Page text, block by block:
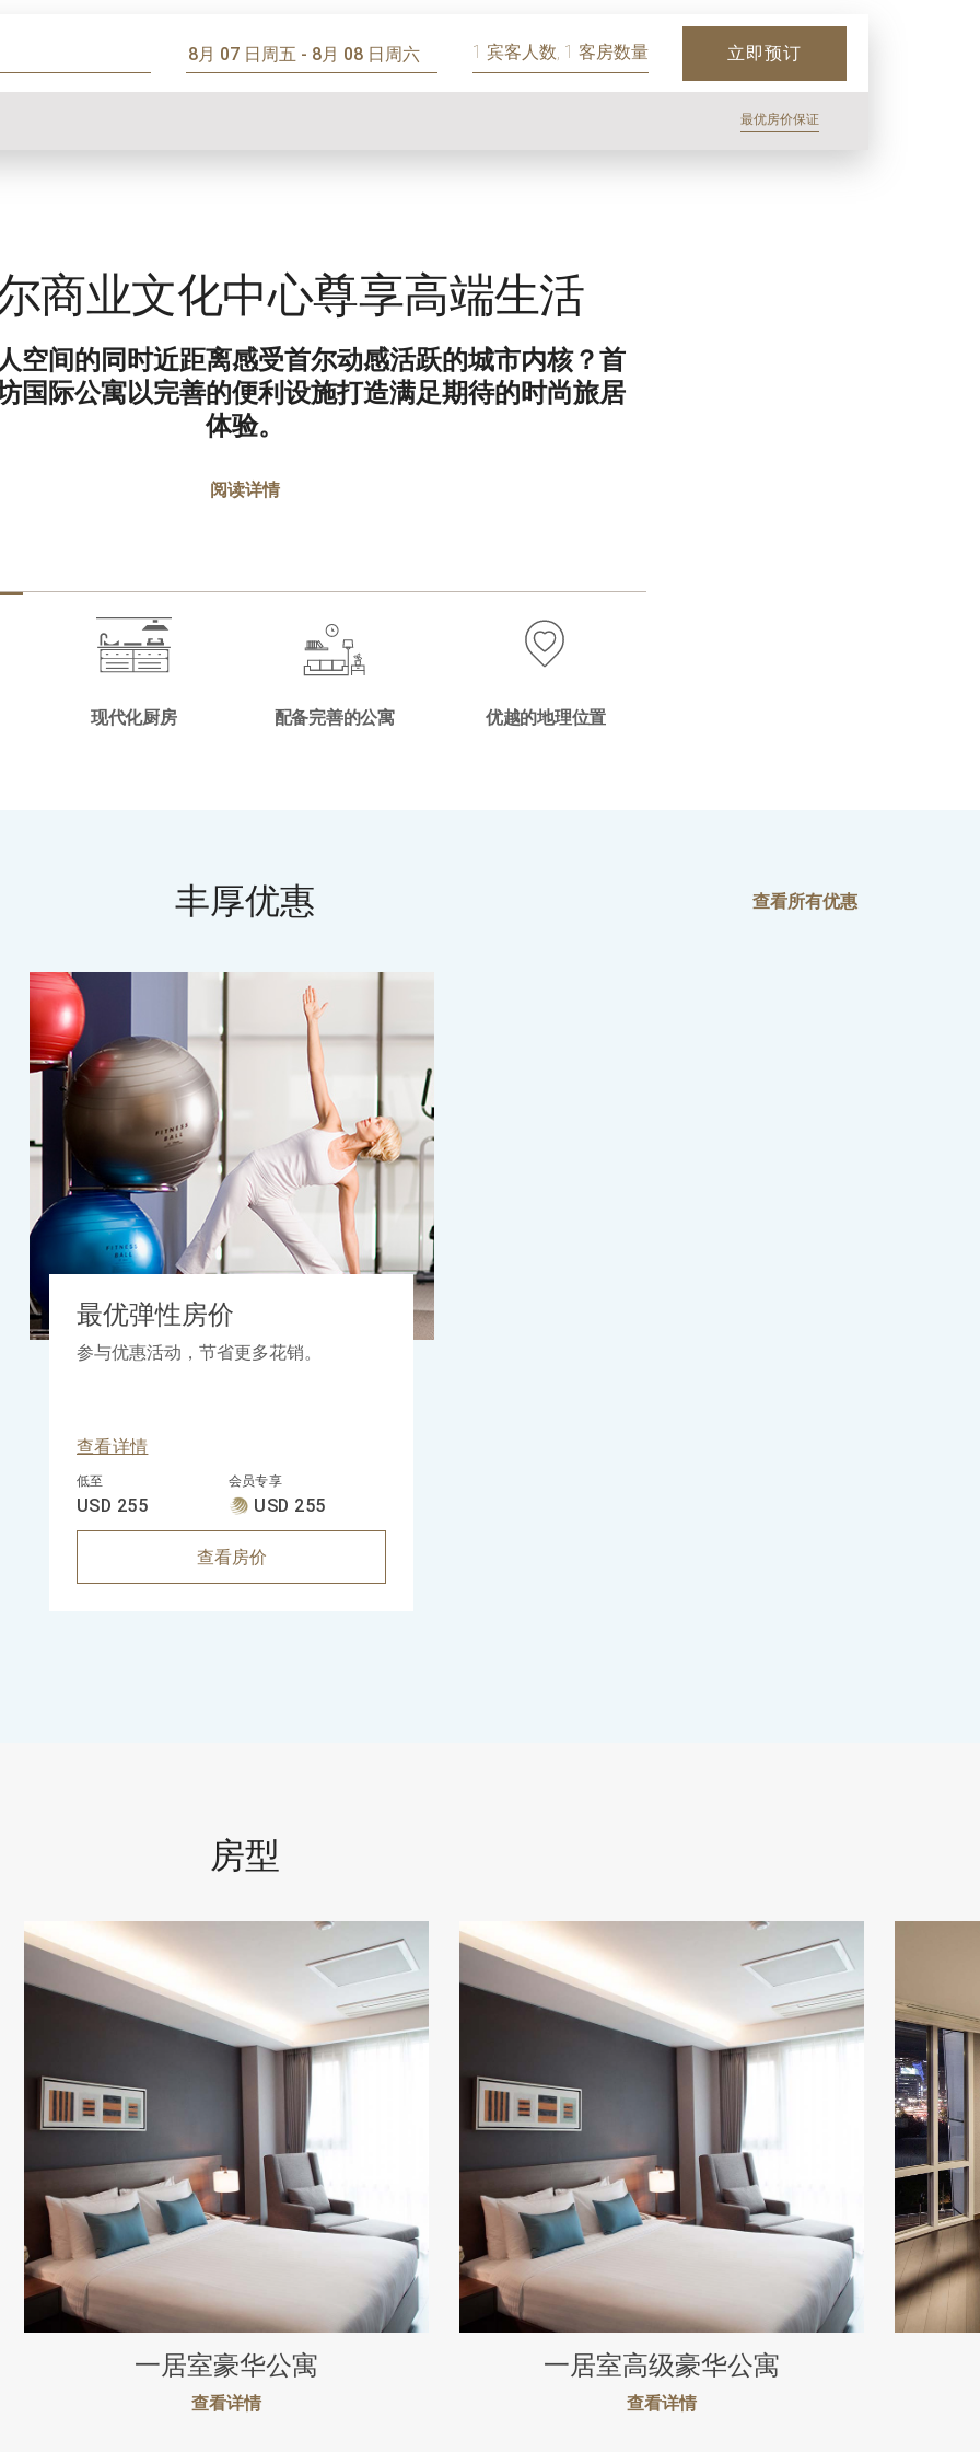
1 宾客人数, 1 客房数量 立即预订
最优房价保证
商业文化中心尊享高端生活
空间的同时近距离感受首尔动感活跃的城市内核？首
国际公寓以完善的便利设施打造满足期待的时尚旅居
体验。
阅读详情
现代化厨房 配备完善的公寓 优越的地理位置
丰厚优惠 查看所有优惠
最优弹性房价
参与优惠活动，节省更多花销。
查看详情
低至
USD 255
会员专享
USD 255
查看房价
房型
一居室豪华公寓
查看详情
一居室高级豪华公寓
查看详情